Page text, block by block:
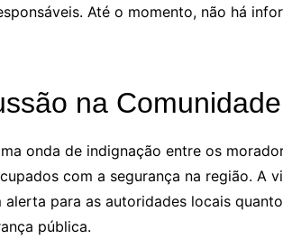
Até o momento, não há
na Comunidade
onda de indignação entre os
com a segurança na região. A
alerta para as autoridades locais
pública.